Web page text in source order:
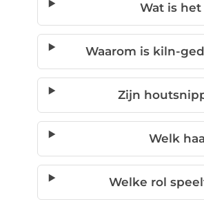
Wat is
Waarom is kiln-
Zijn
Welk
Welke rol